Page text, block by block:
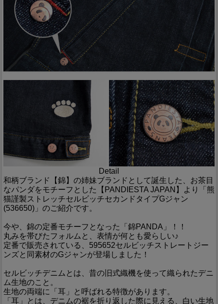
Detail
和柄ブランド【錦】の姉妹ブランドとして誕生した、お茶目
なパンダをモチーフとした【PANDIESTA JAPAN】より「熊
猫謹製ストレッチセルビッチセカンドタイプGジャン
(536650)」のご紹介です。
今や、錦の定番モチーフとなった「錦PANDA」！！
丸みを帯びたフォルムと、表情が何とも愛らしい♪
定番で販売されている、595652セルビッチストレートジー
ンズと同素材のGジャンが登場しました！
セルビッチデニムとは、昔の旧式織機を使って織られたデニ
ム生地のこと。
生地の両端に「耳」と呼ばれる特徴があります。
「耳」とは、デニムの裾を折り返した際に見える、白い生地